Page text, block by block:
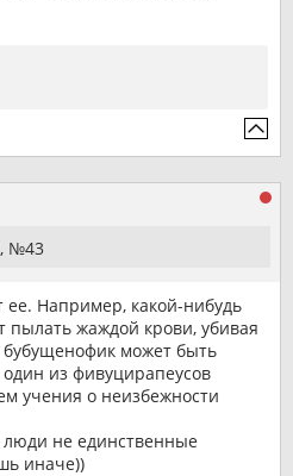
№43
Например, какой-нибудь
пылать жаждой крови, убивая
может быть
из фивуцирапеусов
учения о неизбежности
не единственные
иначе))